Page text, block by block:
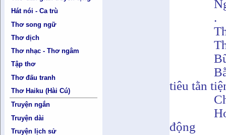
Hát nói - Ca trù
Thơ song ngữ
Thơ dịch
Thơ nhạc - Thơ ngâm
Tập thơ
Thơ đấu tranh
Thơ Haiku (Hài Cú)
Truyện ngắn
Truyện dài
Truyện lịch sử
.
tiêu tằn
động